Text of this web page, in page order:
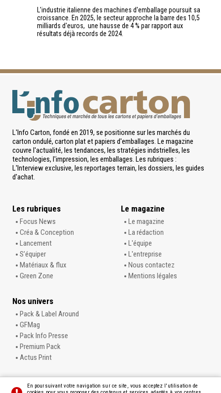
L'industrie italienne des machines d'emballage poursuit sa
croissance. En 2025, le secteur approche la barre des 10,5
milliards d'euros, une hausse de 4 % par rapport aux
résultats déjà records de 2024.
L'Info Carton, fondé en 2019, se positionne sur les marchés du
carton ondulé, carton plat et papiers d'emballages. Le magazine
couvre l'actualité, les tendances, les stratégies indstrielles, les
technologies, l'impression, les emballages. Les rubriques :
L'Interview exclusive, les reportages terrain, les dossiers, les guides
d'achat.
Les rubriques
Focus News
Créa & Conception
Lancement
S’équiper
Matériaux & flux
Green Zone
Le magazine
Le magazine
La rédaction
L'équipe
L'entreprise
Nous contactez
Mentions légales
Nos univers
Pack & Label Around
GFMag
Pack Info Presse
Premium Pack
Actus Print
En poursuivant votre navigation sur ce site, vous acceptez l'utilisation de